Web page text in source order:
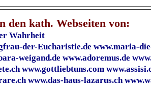
den kath. Webseiten von:
Wahrheit
der-Eucharistie.de www.maria-
weigand.de www.adoremus.de
www.gottliebtuns.com
www.das-haus-lazarus.ch